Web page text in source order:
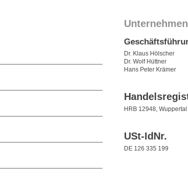
Dr. Klaus Hölscher
Dr. Wolf Hüttner
Hans Peter Krämer
HRB 12948, Wuppertal
USt-IdNr.
DE 126 335 199